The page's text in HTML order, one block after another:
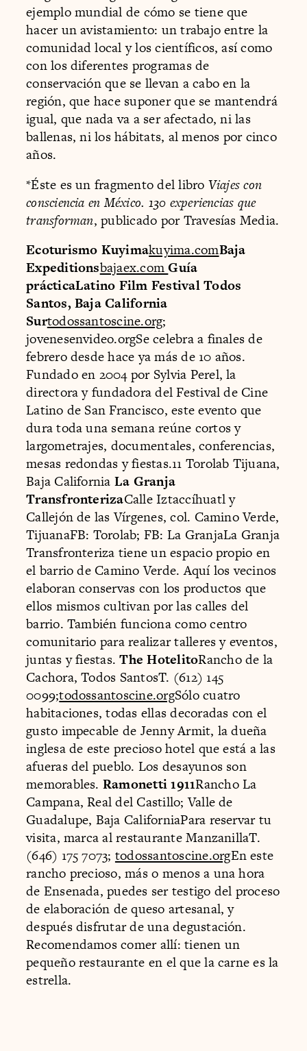
ejemplo mundial de cómo se tiene que
hacer un avistamiento: un trabajo entre la
comunidad local y los científicos, así como
con los diferentes programas de
conservación que se llevan a cabo en la
región, que hace suponer que se mantendrá
igual, que nada va a ser afectado, ni las
ballenas, ni los hábitats, al menos por cinco
años.
*Éste es un fragmento del libro Viajes con
consciencia en México. 130 experiencias que
transforman, publicado por Travesías Media.
Ecoturismo Kuyimakuyima.comBaja
Expeditionsbajaex.comGuía
prácticaLatino Film Festival Todos
Santos, Baja California
Surtodossantoscine.org;
jovenesenvideo.orgSe celebra a finales de
febrero desde hace ya más de 10 años.
Fundado en 2004 por Sylvia Perel, la
directora y fundadora del Festival de Cine
Latino de San Francisco, este evento que
dura toda una semana reúne cortos y
largometrajes, documentales, conferencias,
mesas redondas y fiestas.11 Torolab Tijuana,
Baja California La Granja
TransfronterizaCalle Iztaccíhuatl y
Callejón de las Vírgenes, col. Camino Verde,
TijuanaFB: Torolab; FB: La GranjaLa Granja
Transfronteriza tiene un espacio propio en
el barrio de Camino Verde. Aquí los vecinos
elaboran conservas con los productos que
ellos mismos cultivan por las calles del
barrio. También funciona como centro
comunitario para realizar talleres y eventos,
juntas y fiestas.The HotelitoRancho de la
Cachora, Todos SantosT. (612) 145
0099;todossantoscine.orgSólo cuatro
habitaciones, todas ellas decoradas con el
gusto impecable de Jenny Armit, la dueña
inglesa de este precioso hotel que está a las
afueras del pueblo. Los desayunos son
memorables. Ramonetti 1911Rancho La
Campana, Real del Castillo; Valle de
Guadalupe, Baja CaliforniaPara reservar tu
visita, marca al restaurante ManzanillaT.
(646) 175 7073; todossantoscine.orgEn este
rancho precioso, más o menos a una hora
de Ensenada, puedes ser testigo del proceso
de elaboración de queso artesanal, y
después disfrutar de una degustación.
Recomendamos comer allí: tienen un
pequeño restaurante en el que la carne es la
estrella.